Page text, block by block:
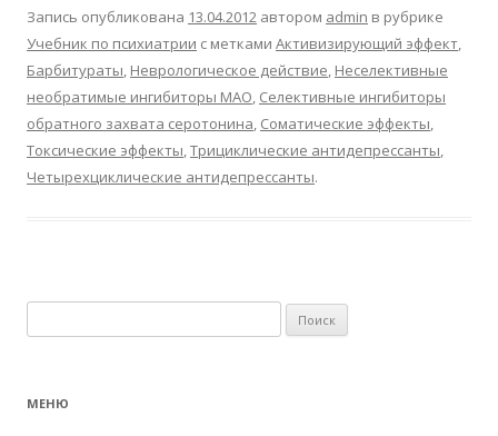
Запись опубликована 13.04.2012 автором admin в рубрике
Учебник по психиатрии с метками Активизирующий эффект,
Барбитураты, Неврологическое действие, Неселективные
необратимые ингибиторы МАО, Селективные ингибиторы
обратного захвата серотонина, Соматические эффекты,
Токсические эффекты,Трициклические антидепрессанты,
Четырехциклические антидепрессанты.
МЕНЮ